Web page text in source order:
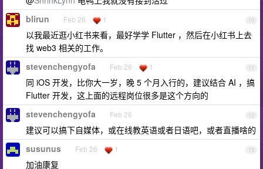
10
blirun Feb 26 1
以我最近逛小红书来看，最好学学 Flutter ，然后在小红书上去
找 web3 相关的工作。
11
stevenchengyofa Feb 26 1
同 iOS 开发，比你大一岁，晚 5 个月入行的，建议结合 AI ，搞
Flutter 开发，这上面的远程岗位很多是这个方向的
12
stevenchengyofa Feb 26
建议可以搞下自媒体，或在线教英语或者日语吧，或者直播啥的
13
susunus Feb 26 1
加油康复